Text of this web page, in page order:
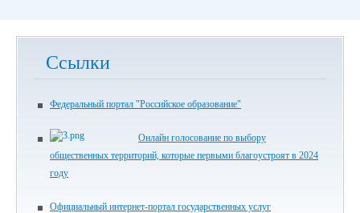
Ссылки
Федеральный портал "Российское образование"
Онлайн голосование по выбору
общественных территорий, которые первыми благоустроят в 2024
году
Официальный интернет-портал государственных услуг